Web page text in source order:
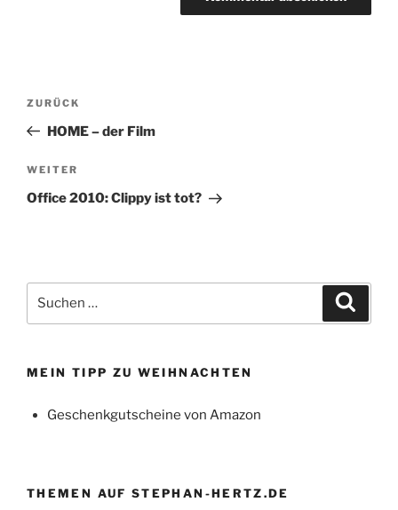
Beitragsnavigation
Vorheriger
Beitrag
ZURÜCK
HOME – der Film
Nächster
Beitrag
WEITER
Office 2010: Clippy ist tot?
nach:
MEIN TIPP ZU WEIHNACHTEN
Geschenkgutscheine von Amazon
THEMEN AUF STEPHAN-HERTZ.DE